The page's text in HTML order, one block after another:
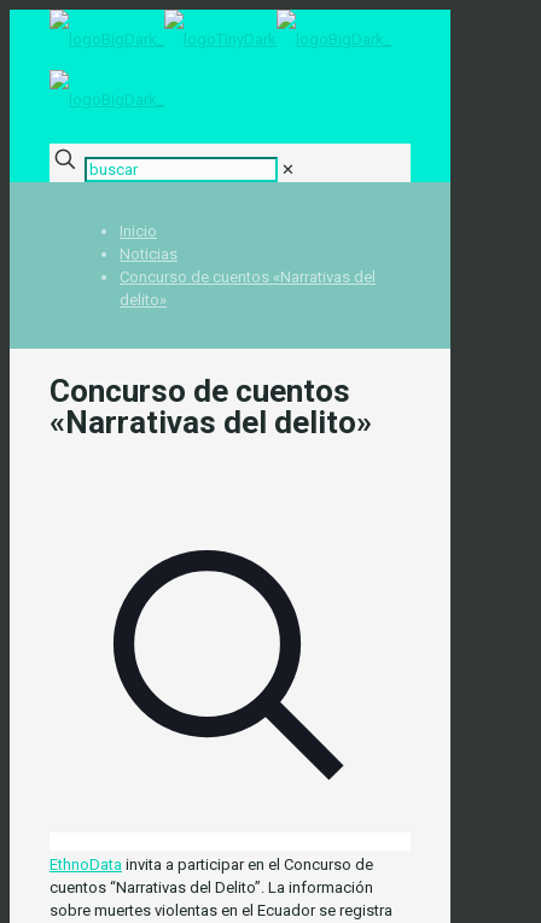
✕
Inicio
Noticias
Concurso de cuentos «Narrativas del
delito»
Concurso de cuentos
«Narrativas del delito»
EthnoData invita a participar en el Concurso de
cuentos “Narrativas del Delito”. La información
sobre muertes violentas en el Ecuador se registra